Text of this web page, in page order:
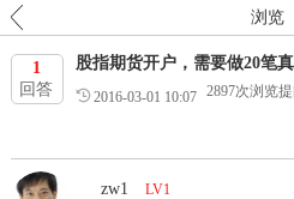
浏览
1
回答
股指期货开户，需要做20笔
2016-03-01 10:07 2897次浏览
zw1
LV1